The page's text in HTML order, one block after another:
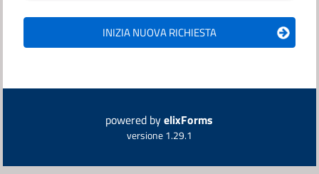
powered byelixForms
versione 1.29.1